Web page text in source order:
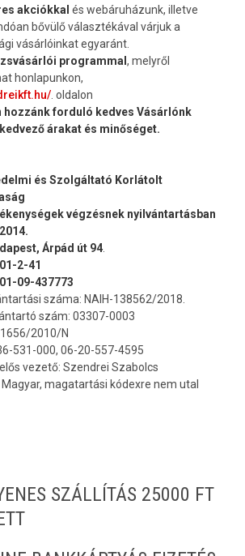
akciókkal és webáruházunk, illetve
bővülő választékával várjuk a
vásárlóinkat egyaránt.
programmal , melyről
honlapunkon,
. oldalon
hozzánk forduló kedves Vásárlónk
árakat és minőséget.
és Szolgáltató Korlátolt
végzésnek nyilvántartásban
Árpád út 94
2-41
01-09-437773
száma: NAIH-138562/2018.
szám: 03307-0003
2010/N
531-000, 06-20-557-4595
vezető: Szendrei Szabolcs
magatartási kódexre nem utal
SZÁLLÍTÁS 25000 FT